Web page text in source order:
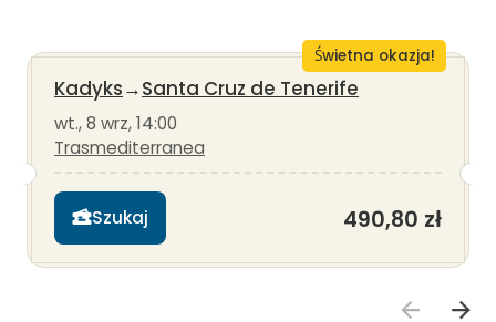
Świetna okazja!
Kadyks→Santa Cruz de Tenerife
wt., 8 wrz, 14:00
Trasmediterranea
Szukaj 490,80 zł